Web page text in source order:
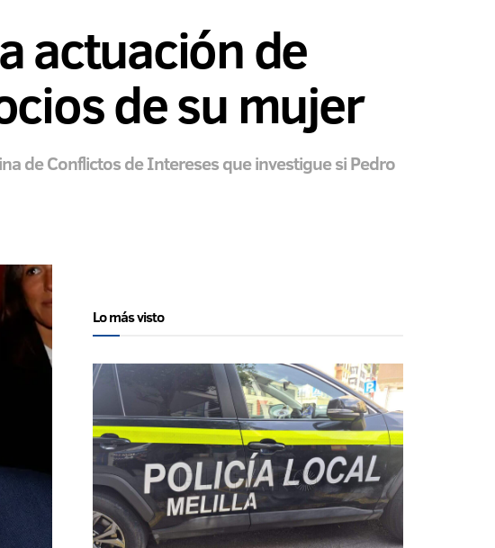
actuación de
de su mujer
de Conflictos de Intereses que investigue si Pedro
Lo más visto